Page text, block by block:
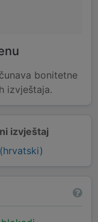
izvještaj
bonitetne
izvještaja.